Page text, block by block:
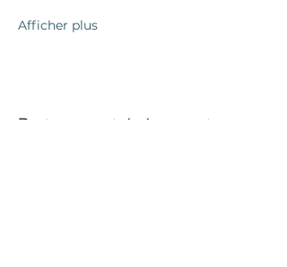
Afficher plus
Partager cet événement